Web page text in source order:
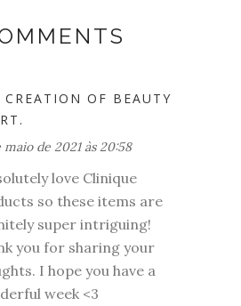
CREATION OF BEAUTY
maio de 2021 às 20:58
love Clinique
so these items are
super intriguing!
you for sharing your
I hope you have a
week <3